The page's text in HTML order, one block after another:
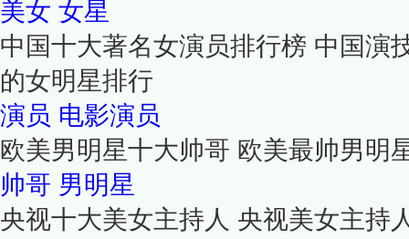
美女 女星
中国十大著名女演员排行榜 中国演
的女明星排行
演员 电影演员
欧美男明星十大帅哥 欧美最帅男明
帅哥 男明星
央视十大美女主持人 央视美女主持